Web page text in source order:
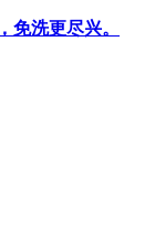
免洗更尽兴。